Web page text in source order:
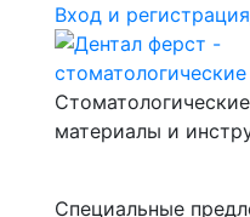
Вход и регистрация
материалы и
Специальные